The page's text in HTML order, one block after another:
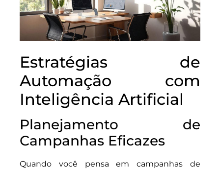
Estratégias de
Automação com
Inteligência Artificial
Planejamento de
Campanhas Eficazes
Quando você pensa em campanhas de